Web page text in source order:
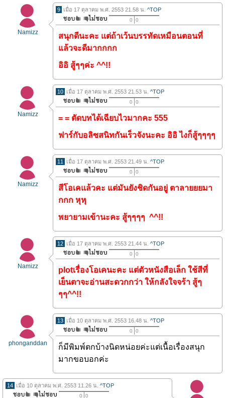
Namizz
9 เมื่อ 17 ตุลาคม พ.ศ. 2553 21.58 น. ^TOP
0 0
สนุกดีนะคะ แต่ถ้าเว้นบรรทัดเหมือนตอนที่
แล้วจะดีมากกกก
อิอิ สู้ๆๆค่ะ ^^!!
Namizz
10 เมื่อ 17 ตุลาคม พ.ศ. 2553 21.53 น. ^TOP
0 0
= = ตัดบทได้เฉียบไวมากคะ 555
ฟาร์กับอลิซสนิทกันเร็วจังนะคะ อิอิ ไงก็สู้ๆๆๆๆ
Namizz
11 เมื่อ 17 ตุลาคม พ.ศ. 2553 21.49 น. ^TOP
0 0
สีโอเคแล้วคะ แต่มันยังชิดกันอยู่ ตาลายยยมา
กกก หุหุ
พยายามเข้านะคะ สู้ๆๆๆๆ ^^!!
Namizz
12 เมื่อ 17 ตุลาคม พ.ศ. 2553 21.44 น. ^TOP
0 0
plotเรื่องโอเคนะคะ แต่ตัวหนังสือเล็ก ใช้สีที่
เย็นตาจะอ่านสะดวกกว่า ให้กลังใจจร้า สู้ๆ
ๆๆ^^!!
phonganddan
13 เมื่อ 10 ตุลาคม พ.ศ. 2553 16.48 น. ^TOP
0 0
ก็มีพิมพ์ตกบ้างนิดหน่อยค่ะแต่เนื้อเรื่องสนุก
มากขอบอกค่ะ
14 เมื่อ 10 ตุลาคม พ.ศ. 2553 11.26 น. ^TOP
0 0